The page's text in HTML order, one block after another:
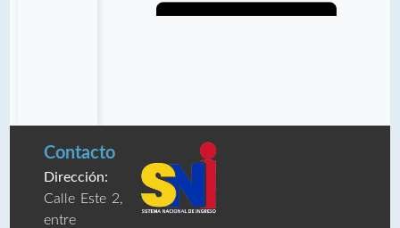
Contacto
Dirección:
Calle Este 2,
entre